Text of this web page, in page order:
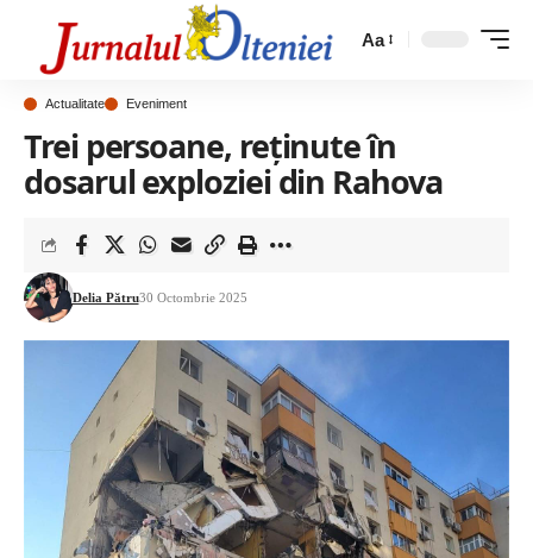
Aa
Actualitate Eveniment
Trei persoane, reţinute în
dosarul exploziei din Rahova
Delia Pătru30 Octombrie 2025